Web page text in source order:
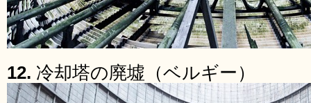
12. 冷却塔の廃墟（ベルギー）